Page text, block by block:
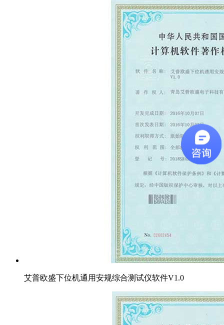
艾普欧盛下位机通用安规综合测试仪软件V1.0